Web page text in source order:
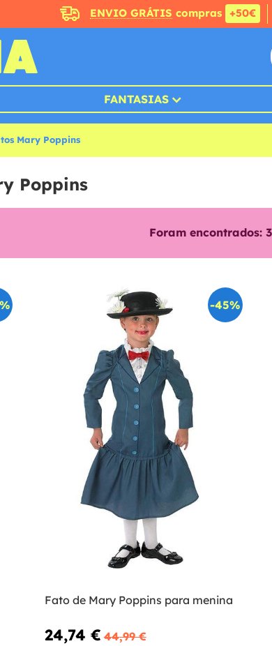
ENVIO GRÁTIS compras +50€
FANTASIAS
Mary Poppins
Poppins
Foram encontrados: 3
-45%
Fato de Mary Poppins para menina
24,74 € 44,99 €